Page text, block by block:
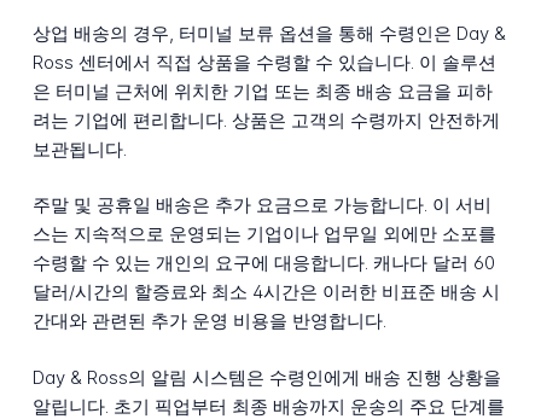
상업 배송의 경우, 터미널 보류 옵션을 통해 수령인은 Day &
Ross 센터에서 직접 상품을 수령할 수 있습니다. 이 솔루션
은 터미널 근처에 위치한 기업 또는 최종 배송 요금을 피하
려는 기업에 편리합니다. 상품은 고객의 수령까지 안전하게
보관됩니다.
주말 및 공휴일 배송은 추가 요금으로 가능합니다. 이 서비
스는 지속적으로 운영되는 기업이나 업무일 외에만 소포를
수령할 수 있는 개인의 요구에 대응합니다. 캐나다 달러 60
달러/시간의 할증료와 최소 4시간은 이러한 비표준 배송 시
간대와 관련된 추가 운영 비용을 반영합니다.
Day & Ross의 알림 시스템은 수령인에게 배송 진행 상황을
알립니다. 초기 픽업부터 최종 배송까지 운송의 주요 단계를